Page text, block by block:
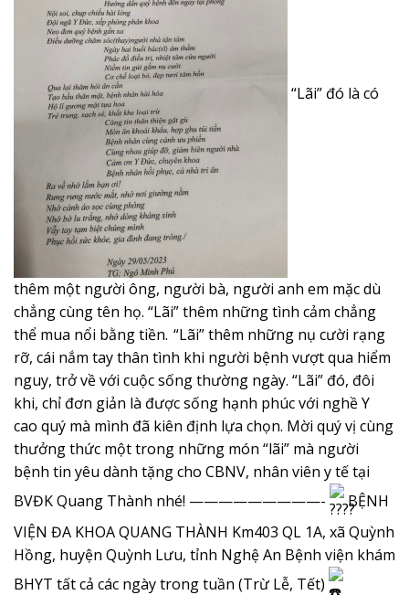
“Lãi” đó là có
thêm một người ông, người bà, người anh em mặc dù
chẳng cùng tên họ. “Lãi” thêm những tình cảm chẳng
thể mua nổi bằng tiền.
Chúng tôi khuyên bạn nên mua
“Lãi” thêm những nụ cười rạng
rỡ, cái nắm tay thân tình khi người bệnh vượt qua hiểm
nguy, trở về với cuộc sống thường ngày. “Lãi” đó, đôi
khi, chỉ đơn giản là được sống hạnh phúc với nghề Y
cao quý mà mình đã kiên định lựa chọn. Mời quý vị cùng
thưởng thức một trong những món “lãi” mà người
bệnh tin yêu dành tặng cho CBNV, nhân viên y tế tại
BVĐK Quang Thành nhé! —————————-
BỆNH
VIỆN ĐA KHOA QUANG THÀNH Km403 QL 1A, xã Quỳnh
Hồng, huyện Quỳnh Lưu, tỉnh Nghệ An Bệnh viện khám
BHYT tất cả các ngày trong tuần (Trừ Lễ, Tết)